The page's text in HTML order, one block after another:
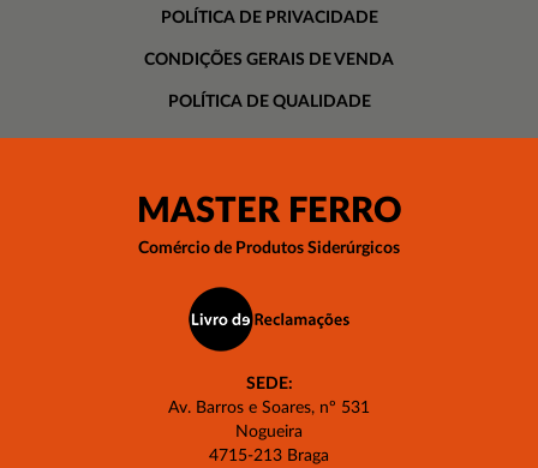
POLÍTICA DE PRIVACIDADE
CONDIÇÕES GERAIS DE VENDA
POLÍTICA DE QUALIDADE
MASTER FERRO
Comércio de Produtos Siderúrgicos
SEDE:
Av. Barros e Soares, nº 531
Nogueira
4715-213 Braga